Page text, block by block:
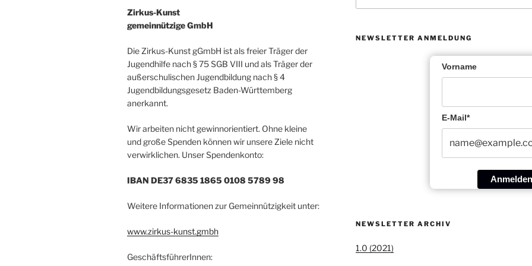
Zirkus-Kunst
gemeinnützige GmbH
Die Zirkus-Kunst gGmbH ist als freier Träger der
Jugendhilfe nach § 75 SGB VIII und als Träger der
außerschulischen Jugendbildung nach § 4
Jugendbildungsgesetz Baden-Württemberg
anerkannt.
Wir arbeiten nicht gewinnorientiert. Ohne kleine
und große Spenden können wir unsere Ziele nicht
verwirklichen. Unser Spendenkonto:
IBAN DE37 6835 1865 0108 5789 98
Weitere Informationen zur Gemeinnützigkeit unter:
www.zirkus-kunst.gmbh
GeschäftsführerInnen:
NEWSLETTER ANMELDUNG
Vorname
E-Mail*
NEWSLETTER ARCHIV
1.0 (2021)